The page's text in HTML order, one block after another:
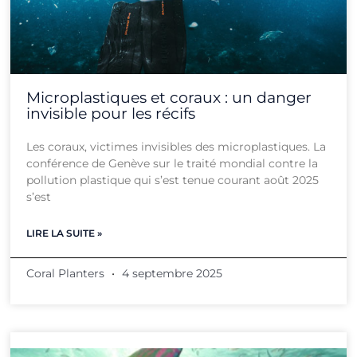
Microplastiques et coraux : un danger
invisible pour les récifs
Les coraux, victimes invisibles des microplastiques. La
conférence de Genève sur le traité mondial contre la
pollution plastique qui s’est tenue courant août 2025
s’est
LIRE LA SUITE »
Coral Planters 4 septembre 2025